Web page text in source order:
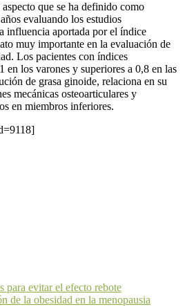
que se ha definido como
evaluando los estudios
influencia aportada por el índice
muy importante en la evaluación de
Los pacientes con índices
en los varones y superiores a 0,8 en las
de grasa ginoide, relaciona en su
mecánicas osteoarticulares y
en miembros inferiores.
para evitar el efecto rebote
de la obesidad en la menopausia